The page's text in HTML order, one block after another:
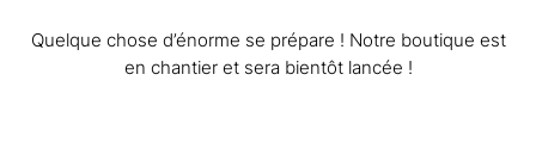
Quelque chose d’énorme se prépare ! Notre boutique est
en chantier et sera bientôt lancée !